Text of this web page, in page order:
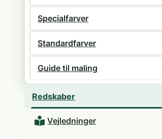
Specialfarver
Standardfarver
Guide til maling
Redskaber
Vejledninger